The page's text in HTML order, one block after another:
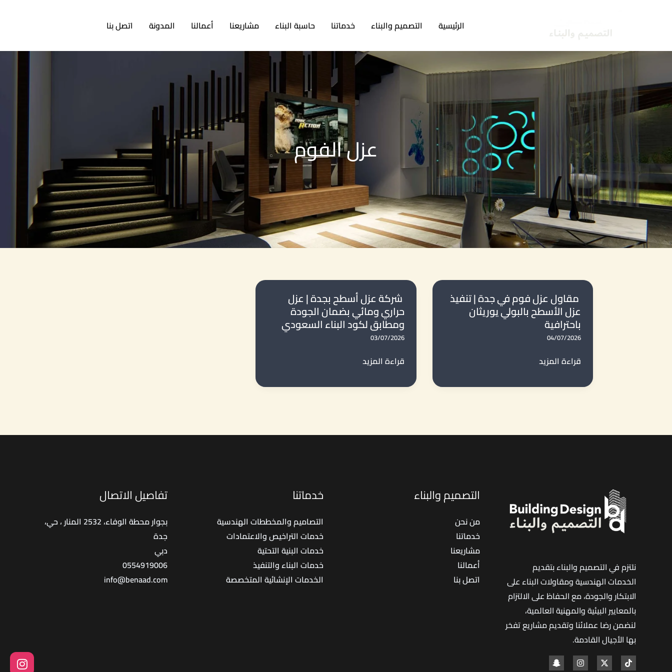
الرئيسية التصميم والبناء خدماتنا حاسبة البناء مشاريعنا أعمالنا المدونة اتصل بنا
عزل الفوم
مقاول عزل فوم في جدة | تنفيذ
عزل الأسطح بالبولي يوريثان
باحترافية
04/07/2026
مقاول
فوم
|
يوريثان
باحترافية
قراءة المزيد
شركة عزل أسطح بجدة | عزل
حراري ومائي بضمان الجودة
ومطابق لكود البناء السعودي
03/07/2026
شركة
أسطح
عزل
قراءة المزيد
نلتزم في التصميم والبناء بتقديم
الخدمات الهندسية ومقاولات البناء على
الابتكار والجودة، مع الحفاظ على الالتزام
بالمعايير البيئية والمهنية العالمية،
لنضمن رضا عملائنا وتقديم مشاريع تفخر
بها الأجيال القادمة.
التصميم والبناء
من نحن
خدماتنا
مشاريعنا
أعمالنا
اتصل بنا
خدماتنا
التصاميم والمخططات الهندسية
خدمات التراخيص والاعتمادات
خدمات البنية التحتية
خدمات البناء والتنفيذ
الخدمات الإنشائية المتخصصة
تفاصيل الاتصال
بجوار محطة الوفاء، 2532 المنار ، حي،
جدة
دبي
0554919006
info@benaad.com